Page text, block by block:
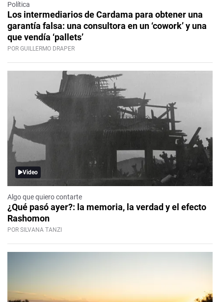
Política
Los intermediarios de Cardama para obtener una
garantía falsa: una consultora en un ‘cowork’ y una
que vendía ‘pallets’
POR GUILLERMO DRAPER
Video
Algo que quiero contarte
¿Qué pasó ayer?: la memoria, la verdad y el efecto
Rashomon
POR SILVANA TANZI